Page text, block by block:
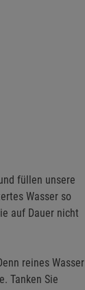
füllen unsere
Wasser so
auf Dauer nicht
reines Wasser
Tanken Sie